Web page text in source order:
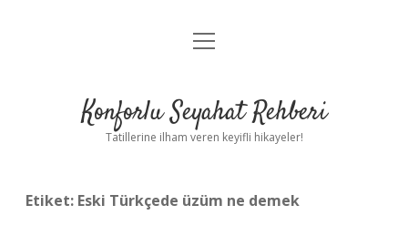
Anasayfa
Yasal Uyarı
menüyü
Konforlu Seyahat Rehberi
Tatillerine ilham veren keyifli hikayeler!
Etiket: Eski Türkçede üzüm ne demek